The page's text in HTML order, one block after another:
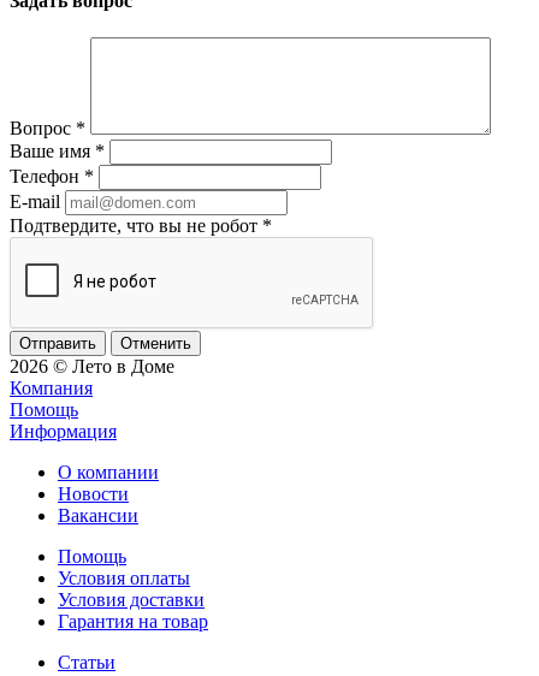
Вопрос *
Ваше имя *
Телефон *
E-mail
Подтвердите, что вы не робот *
Отменить
2026 © Лето в Доме
Компания
Помощь
Информация
О компании
Новости
Вакансии
Помощь
Условия оплаты
Условия доставки
Гарантия на товар
Статьи